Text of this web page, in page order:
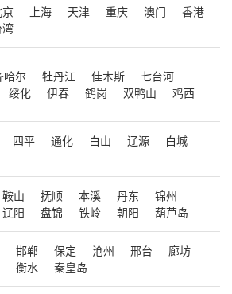
上海 天津 重庆 澳门
香港
哈尔 牡丹江 佳木斯
七台河
绥化 伊春 鹤岗 双鸭山 鸡西
四平 通化 白山 辽源
白城
鞍山 抚顺 本溪 丹东
锦州
辽阳 盘锦 铁岭 朝阳 葫芦岛
邯郸 保定 沧州 邢台
廊坊
衡水 秦皇岛